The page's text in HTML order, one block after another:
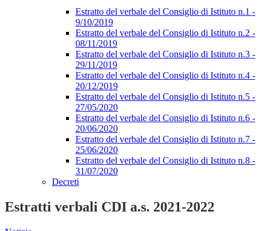
Estratto del verbale del Consiglio di Istituto n.1 -
9/10/2019
Estratto del verbale del Consiglio di Istituto n.2 -
08/11/2019
Estratto del verbale del Consiglio di Istituto n.3 -
29/11/2019
Estratto del verbale del Consiglio di Istituto n.4 -
20/12/2019
Estratto del verbale del Consiglio di Istituto n.5 -
27/05/2020
Estratto del verbale del Consiglio di Istituto n.6 -
20/06/2020
Estratto del verbale del Consiglio di Istituto n.7 -
25/06/2020
Estratto del verbale del Consiglio di Istituto n.8 -
31/07/2020
Decreti
Estratti verbali CDI a.s. 2021-2022